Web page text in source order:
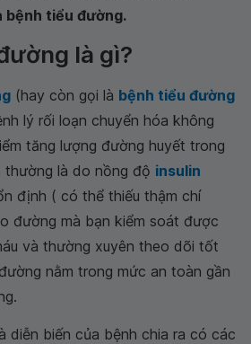
bệnh tiểu đường.
là gì?
(hay còn gọi là bệnh tiểu đường
lý rối loạn chuyển hóa không
tăng lượng đường huyết trong
thường là do nồng độ insulin
định ( có thể thiếu thậm chí
đường mà bạn kiểm soát được
và thường xuyên theo dõi tốt
nằm trong mức an toàn gần
diễn biến của bệnh chia ra có các